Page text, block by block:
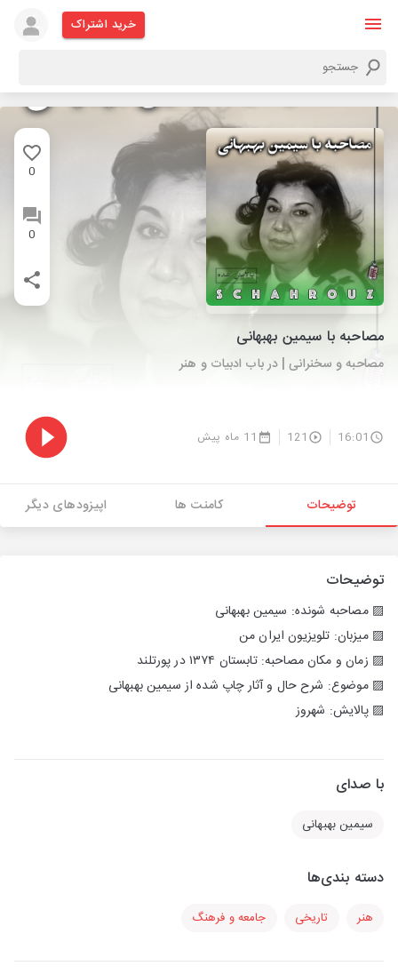
خرید اشتراک
0
0
مصاحبه با سیمین بهبهانی
مصاحبه و سخنرانی | در باب ادبیات و هنر
16:01
121 11 ماه پیش
توضیحات کامنت ها اپیزودهای دیگر
توضیحات
▨ مصاحبه شونده: سیمین بهبهانی
▨ میزبان: تلویزیون ایران من
▨ زمان و مکان مصاحبه: تابستان ۱۳۷۴ در پورتلند
▨ موضوع: شرح حال و آثار چاپ شده از سیمین بهبهانی
▨ پالایش: شهروز
با صدای
سیمین بهبهانی
دسته بندی‌ها
هنر تاریخی جامعه و فرهنگ